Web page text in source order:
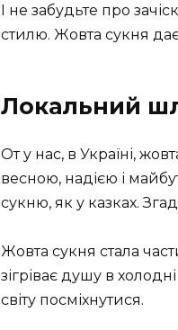
І не забудьте про
стилю. Жовта сукня
Локальний
От у нас, в Україні,
весною, надією і
сукню, як у казках.
Жовта сукня стала
зігріває душу в
світу посміхнутися.